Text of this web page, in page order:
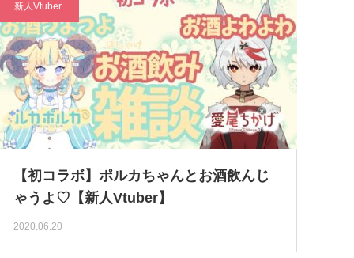
新人Vtuber
【初コラボ】ポルカちゃんとお酒飲んじ
ゃうよ♡【新人Vtuber】
2020.06.20